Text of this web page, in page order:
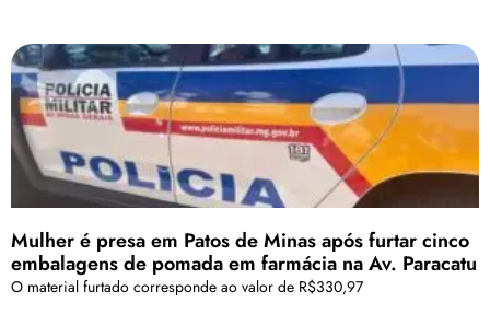
Mulher é presa em Patos de Minas após furtar cinco
embalagens de pomada em farmácia na Av. Paracatu
O material furtado corresponde ao valor de R$330,97